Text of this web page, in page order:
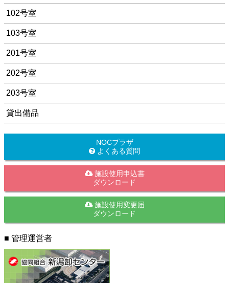
102号室
103号室
201号室
202号室
203号室
貸出備品
NOCプラザ
よくある質問
施設使用申込書
ダウンロード
施設使用変更届
ダウンロード
■ 管理運営者